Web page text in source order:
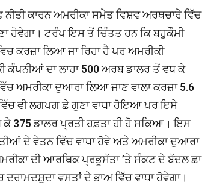
ਕਾਰਨ ਅਮਰੀਕਾ ਸਮੇਤ ਵਿਸ਼ਵ ਅਰਥਚਾਰੇ ਵਿੱਚ
ਹੋਵੇਗਾ। ਟਰੰਪ ਇਸ ਤੋਂ ਚਿੰਤਤ ਹਨ ਕਿ ਬਹੁਕੌਮੀ
ਕਰਜ਼ਾ ਲਿਆ ਜਾ ਰਿਹਾ ਹੈ ਪਰ ਅਮਰੀਕੀ
ਕੰਪਨੀਆਂ ਦਾ ਲਾਹਾ 500 ਅਰਬ ਡਾਲਰ ਤੋਂ ਵਧ ਕੇ
ਅਮਰੀਕਾ ਦੁਆਰਾ ਲਿਆ ਜਾਣ ਵਾਲਾ ਕਰਜ਼ਾ 5.6
ਵੀ ਲਗਪਗ ਛੇ ਗੁਣਾ ਵਾਧਾ ਹੋਇਆ ਪਰ ਇਸੇ
375 ਡਾਲਰ ਪ੍ਰਤੀ ਹਫ਼ਤਾ ਹੀ ਹੋ ਸਕਿਆ। ਇਸ
ਦੇ ਵੇਤਨ ਵਿੱਚ ਵਾਧਾ ਹੋਵੇ ਅਤੇ ਅਮਰੀਕਾ ਦੁਆਰਾ
ਦੀ ਆਰਥਿਕ ਪ੍ਰਭੂਸੱਤਾ ’ਤੇ ਸੰਕਟ ਦੇ ਬੱਦਲ ਛਾ
ਵਸਤਾਂ ਦੇ ਭਾਅ ਵਿੱਚ ਵਾਧਾ ਹੋਵੇਗਾ।